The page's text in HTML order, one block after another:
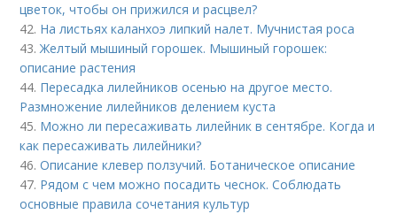
цветок, чтобы он прижился и расцвел?
42. На листьях каланхоэ липкий налет. Мучнистая роса
43.Желтый мышиный горошек. Мышиный горошек:
описание растения
44. Пересадка лилейников осенью на другое место.
Размножение лилейников делением куста
45. Можно ли пересаживать лилейник в сентябре. Когда и
как пересаживать лилейники?
46.Описание клевер ползучий. Ботаническое описание
47. Рядом с чем можно посадить чеснок. Соблюдать
основные правила сочетания культур